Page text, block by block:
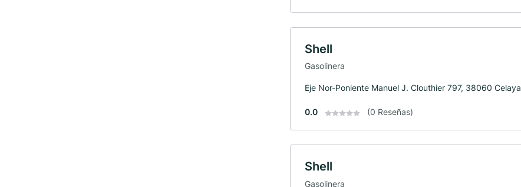
Shell
Gasolinera
Eje Nor-Poniente Manuel J. Clouthier 797, 38060 Celaya
0.0 (0 Reseñas)
Shell
Gasolinera